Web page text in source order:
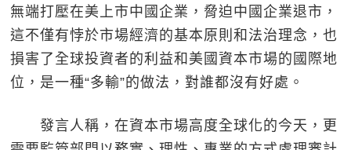
無端打壓在美上市中國企業，脅迫中國企業退市，
這不僅有悖於市場經濟的基本原則和法治理念，也
損害了全球投資者的利益和美國資本市場的國際地
位，是一種“多輸”的做法，對誰都沒有好處。
發言人稱，在資本市場高度全球化的今天，更